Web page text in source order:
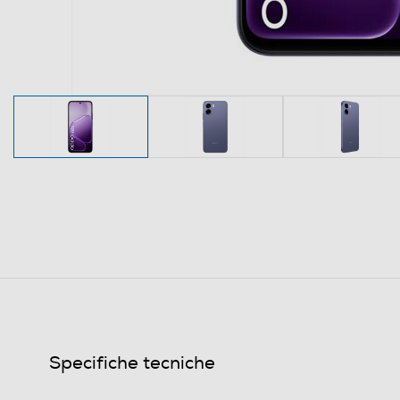
Specifiche tecniche